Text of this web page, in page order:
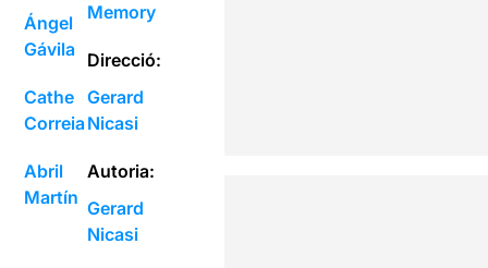
Ángel
Gávila
Cathe
Correia
Abril
Martín
Memory
Direcció:
Gerard
Nicasi
Autoria:
Gerard
Nicasi